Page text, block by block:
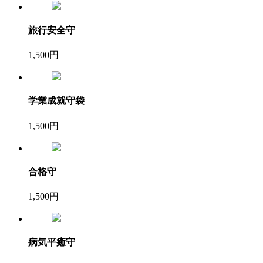
旅行安全守
1,500円
学業成就守袋
1,500円
合格守
1,500円
病気平癒守